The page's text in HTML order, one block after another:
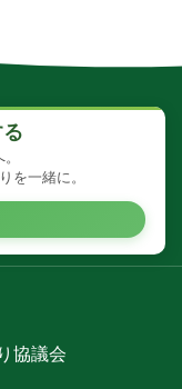
を一緒に。
協議会